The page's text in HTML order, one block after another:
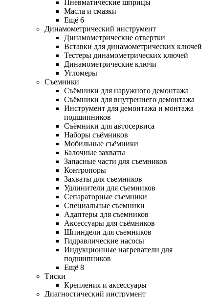
Пневматические шприцы
Масла и смазки
Ещё 6
Динамометрический инструмент
Динамометрические отвертки
Вставки для динамометрических ключей
Тестеры динамометрических ключей
Динамометрические ключи
Угломеры
Съемники
Съёмники для наружного демонтажа
Съёмники для внутреннего демонтажа
Инструмент для демонтажа и монтажа
подшипников
Съёмники для автосервиса
Наборы съёмников
Мобильные съёмники
Балочные захваты
Запасные части для съемников
Контропоры
Захваты для съемников
Удлинители для съемников
Сепараторные съемники
Специальные съемники
Адаптеры для съемников
Аксессуары для съёмников
Шпиндели для съемников
Гидравлические насосы
Индукционные нагреватели для
подшипников
Ещё 8
Тиски
Крепления и аксессуары
Диагностический инструмент